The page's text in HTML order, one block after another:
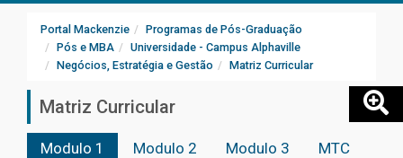
Portal Mackenzie
Programas de Pós-Graduação
Pós e MBA
Universidade - Campus Alphaville
Negócios, Estratégia e Gestão
Matriz Curricular
Matriz Curricular
Modulo 1 Modulo 2 Modulo 3 MTC